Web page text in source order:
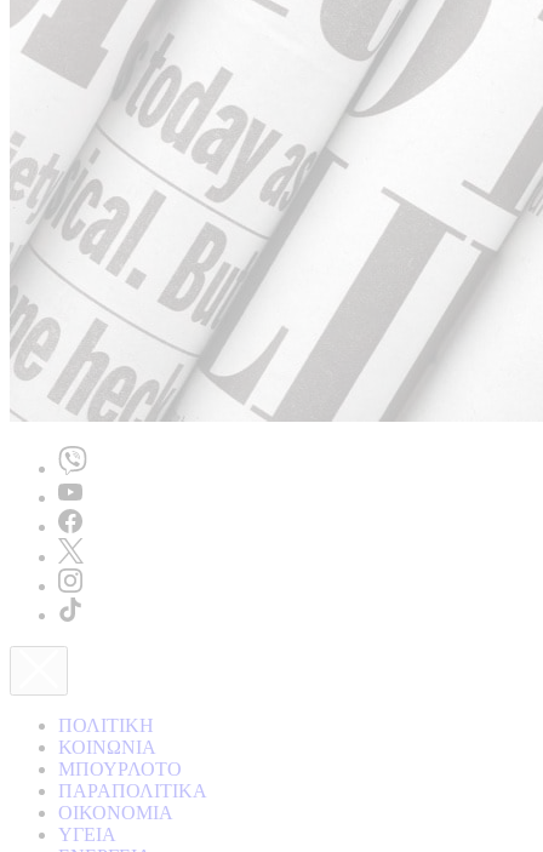
ΠΟΛΙΤΙΚΗ
ΚΟΙΝΩΝΙΑ
ΜΠΟΥΡΛΟΤΟ
ΠΑΡΑΠΟΛΙΤΙΚΑ
ΟΙΚΟΝΟΜΙΑ
ΥΓΕΙΑ